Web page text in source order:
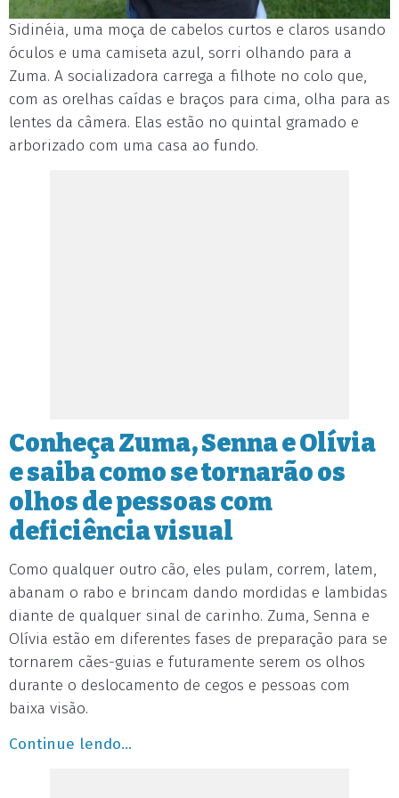
Sidinéia, uma moça de cabelos curtos e claros usando
óculos e uma camiseta azul, sorri olhando para a
Zuma. A socializadora carrega a filhote no colo que,
com as orelhas caídas e braços para cima, olha para as
lentes da câmera. Elas estão no quintal gramado e
arborizado com uma casa ao fundo.
Conheça Zuma, Senna e Olívia
e saiba como se tornarão os
olhos de pessoas com
deficiência visual
Como qualquer outro cão, eles pulam, correm, latem,
abanam o rabo e brincam dando mordidas e lambidas
diante de qualquer sinal de carinho. Zuma, Senna e
Olívia estão em diferentes fases de preparação para se
tornarem cães-guias e futuramente serem os olhos
durante o deslocamento de cegos e pessoas com
baixa visão.
Continue lendo...